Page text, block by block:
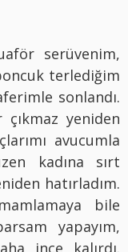
serüvenim,
terlediğim
sonlandı.
çıkmaz yeniden
avucumla
kadına sırt
hatırladım.
bile
yapayım,